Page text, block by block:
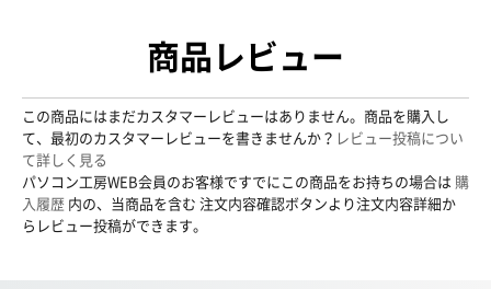
商品レビュー
この商品にはまだカスタマーレビューはありません。商品を購入し
て、最初のカスタマーレビューを書きませんか？ レビュー投稿につい
て詳しく見る
パソコン工房WEB会員のお客様ですでにこの商品をお持ちの場合は 購
入履歴 内の、当商品を含む 注文内容確認ボタンより注文内容詳細か
らレビュー投稿ができます。